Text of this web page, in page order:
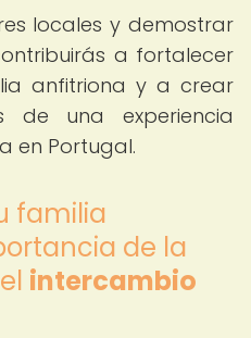
locales y demostrar
a fortalecer
anfitriona y a crear
de una experiencia
en Portugal.
familia
de la
intercambio